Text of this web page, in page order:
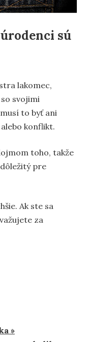
sú
lakomec,
svojimi
to byť ani
konflikt.
toho, takže
pre
Ak ste sa
za
»